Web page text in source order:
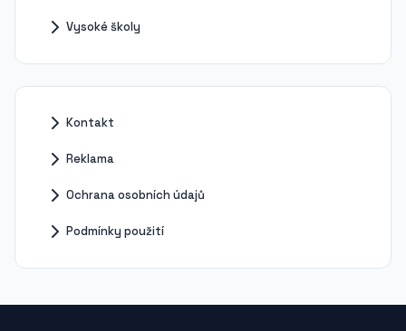
Vysoké školy
Kontakt
Reklama
Ochrana osobních údajů
Podmínky použití